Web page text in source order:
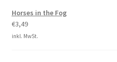
Horses in the Fog
€3,49
inkl. MwSt.